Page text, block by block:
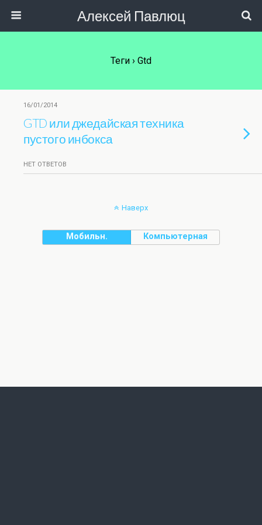
Алексей Павлюц
Теги › Gtd
16/01/2014
GTD или джедайская техника
пустого инбокса
НЕТ ОТВЕТОВ
Наверх
Мобильн. Компьютерная